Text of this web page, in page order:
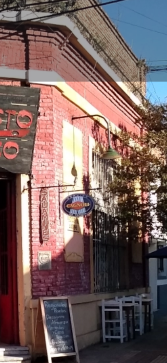
Reputación
Opinar Reclamar autoría
Cerrado
Zona
Tandil (localidad)
Ubicación